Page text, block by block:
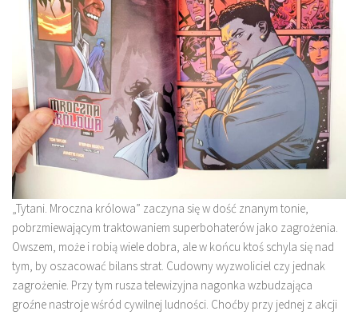
„Tytani. Mroczna królowa” zaczyna się w dość znanym tonie,
pobrzmiewającym traktowaniem superbohaterów jako zagrożenia.
Owszem, może i robią wiele dobra, ale w końcu ktoś schyla się nad
tym, by oszacować bilans strat. Cudowny wyzwoliciel czy jednak
zagrożenie. Przy tym rusza telewizyjna nagonka wzbudzająca
groźne nastroje wśród cywilnej ludności. Choćby przy jednej z akcji